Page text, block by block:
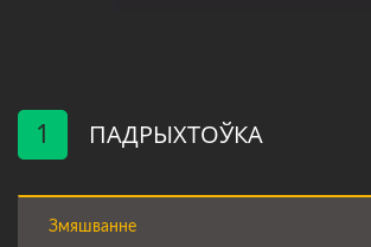
1 ПАДРЫХТОЎКА
Змяшванне